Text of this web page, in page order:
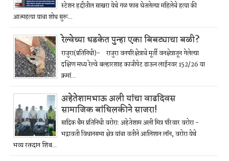
स्टेशन हद्दीतील साखरा येथे गळ फास घेतलेल्या महिलेचे हत्या की
आत्महत्या याचा शोध सुरू...
रेल्वेच्या धडकेत पुन्हा एका बिबट्याचा बळी?
राजुरा(प्रतिनिधी)- राजुरा वनपरिक्षेत्राचे मूर्ती वनक्षेत्रातून गेलेल्या
दक्षिण मध्य रेल्वे बल्हारशाह काजीपेट डाऊन लाईनवर 152/26 या
क्रमां...
अहेतेशामभाऊ अली यांचा वाढदिवस
सामाजिक बांधिलकीने साजरा!
सादिक थैम प्रतिनिधी वरोरा: अहेतेशाम अली मित्र परिवार वरोरा -
भद्रावती विधानसभा क्षेत्र यांचा वतीने आलिशान लॉन, वरोरा येथे
भव्य रक्तदान शिब...